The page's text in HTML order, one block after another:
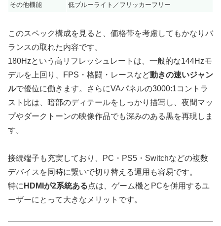
その他機能
低ブルーライト／フリッカーフリー
このスペック構成を見ると、価格帯を考慮してもかなりバ
ランスの取れた内容です。
180Hzという高リフレッシュレートは、一般的な144Hzモ
デルを上回り、FPS・格闘・レースなど動きの速いジャン
ルで優位に働きます。さらにVAパネルの3000:1コントラ
スト比は、暗部のディテールをしっかり描写し、夜間マッ
プやダークトーンの映像作品でも深みのある黒を再現しま
す。
接続端子も充実しており、PC・PS5・Switchなどの複数
デバイスを同時に繋いで切り替える運用も容易です。
特に HDMIが2系統ある点は、ゲーム機とPCを併用するユ
ーザーにとって大きなメリットです。